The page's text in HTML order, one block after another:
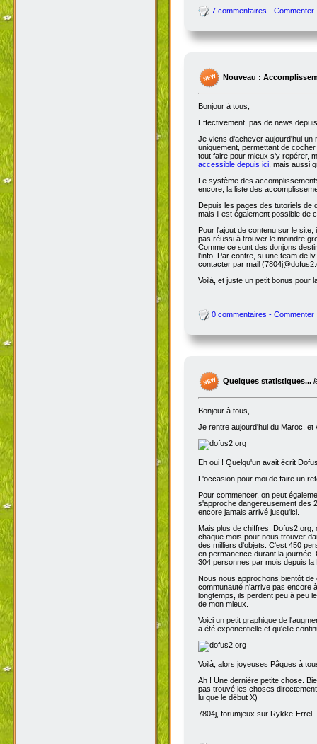
7 commentaires - Commenter
Nouveau :
Bonjour à tous,
Effectivement, pas de news
Je viens d'achever aujourd'hui
uniquement, permettant de
tout faire pour mieux s'y repérer,
accessible depuis ici, mais aussi
Le système des
encore, la liste des
Depuis les pages des tutoriels de
mais il est également possible de
Pour l'ajout de contenu sur le
pas réussi à trouver le moindre
Comme ce sont des donjons
l'info. Par contre, si une team de
contacter par mail
Voilà, et juste un petit bonus pour
0 commentaires - Commenter
Quelques statistiques...
Bonjour à tous,
Je rentre aujourd'hui du Maroc, et
Eh oui ! Quelqu'un avait écrit
L'occasion pour moi de faire un
Pour commencer, on peut
s'approche dangereusement des
encore jamais arrivé jusqu'ici.
Mais plus de chiffres.
chaque mois pour nous trouver
des milliers d'objets. C'est 450
en permanence durant la
304 personnes par mois depuis
Nous nous approchons bientôt
communauté n'arrive pas encore
longtemps, ils perdent peu à peu
de mon mieux.
Voici un petit graphique de
a été exponentielle et qu'elle
Voilà, alors joyeuses Pâques à
Ah ! Une dernière petite chose.
pas trouvé les choses
lu que le début X)
7804j, forumjeux sur Rykke-Errel